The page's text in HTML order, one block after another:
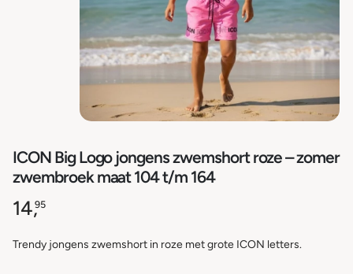
ICON Big Logo jongens zwemshort roze – zomer
zwembroek maat 104 t/m 164
14,95
Trendy jongens zwemshort in roze met grote ICON letters.